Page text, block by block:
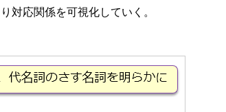
対応関係を可視化していく。